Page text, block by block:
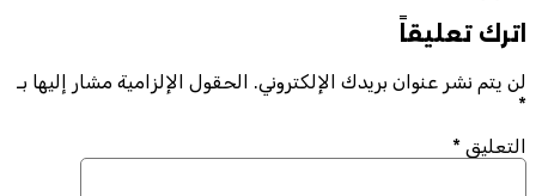
اترك تعليقاً
لن يتم نشر عنوان بريدك الإلكتروني. الحقول الإلزامية مشار إليها بـ
*
التعليق *